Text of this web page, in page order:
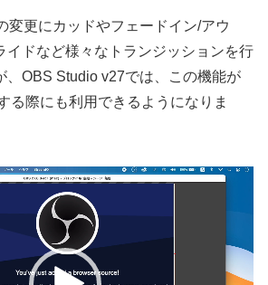
更にカッドやフェードイン/アウ
イドなど様々なトランジッションを行
、OBS Studio v27では、この機能が
る際にも利用できるようになりま